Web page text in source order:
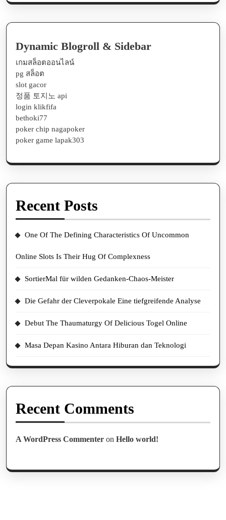
Dynamic Blogroll & Sidebar
เกมสล็อตออนไลน์
pg สล็อต
slot gacor
정품 토지노 api
login klikfifa
bethoki77
poker chip nagapoker
poker game lapak303
Recent Posts
One Of The Defining Characteristics Of Uncommon
Online Slots Is Their Hug Of Complexness
SortierMal für wilden Gedanken-Chaos-Meister
Die Gefahr der Cleverpokale Eine tiefgreifende Analyse
Debut The Thaumaturgy Of Delicious Togel Online
Masa Depan Kasino Antara Hiburan dan Teknologi
Recent Comments
A WordPress Commenter on Hello world!